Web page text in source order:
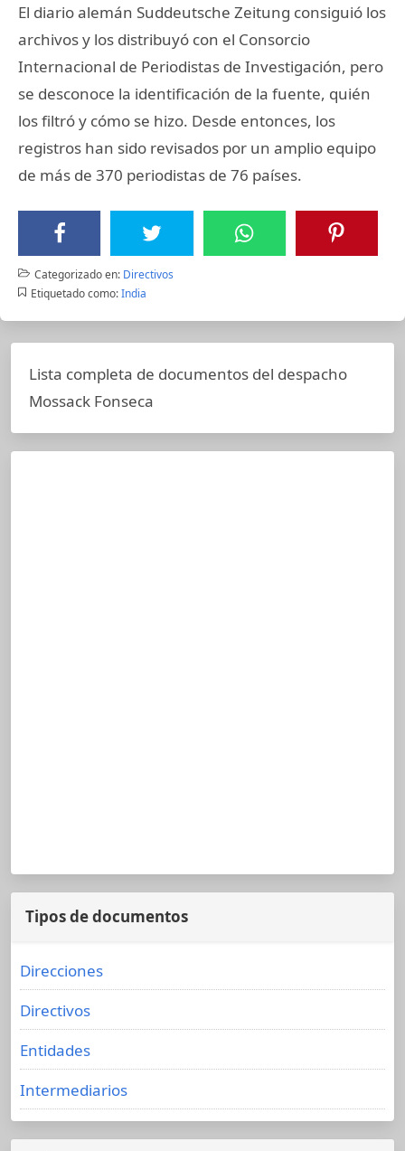
El diario alemán Suddeutsche Zeitung consiguió los
archivos y los distribuyó con el Consorcio
Internacional de Periodistas de Investigación, pero
se desconoce la identificación de la fuente, quién
los filtró y cómo se hizo. Desde entonces, los
registros han sido revisados por un amplio equipo
de más de 370 periodistas de 76 países.
Categorizado en: Directivos
Etiquetado como: India
Lista completa de documentos del despacho
Mossack Fonseca
Tipos de documentos
Direcciones
Directivos
Entidades
Intermediarios